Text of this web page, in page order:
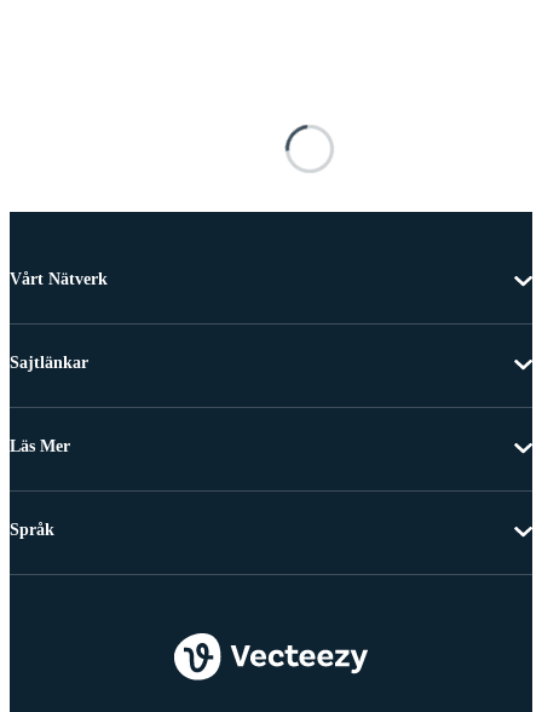
Vårt Nätverk
Sajtlänkar
Läs Mer
Språk